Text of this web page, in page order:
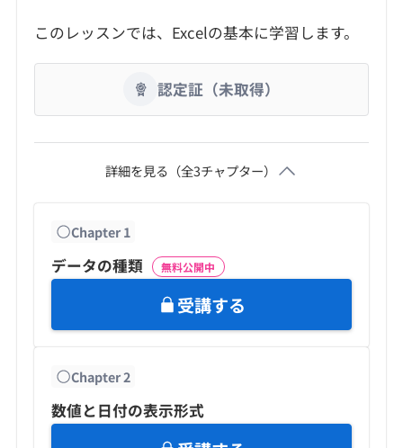
このレッスンでは、Excelの基本に学習します。
認定証（未取得）
詳細を見る（全3チャプター）
Chapter1
データの種類 無料公開中
受講する
Chapter2
数値と日付の表示形式